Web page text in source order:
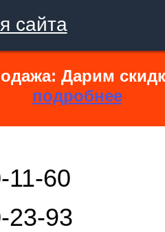
сайта
Дарим
подробнее
11-60
23-93